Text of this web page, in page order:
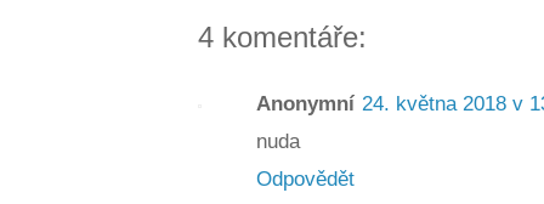
4 komentáře:
Anonymní 24. května 2018 v
nuda
Odpovědět